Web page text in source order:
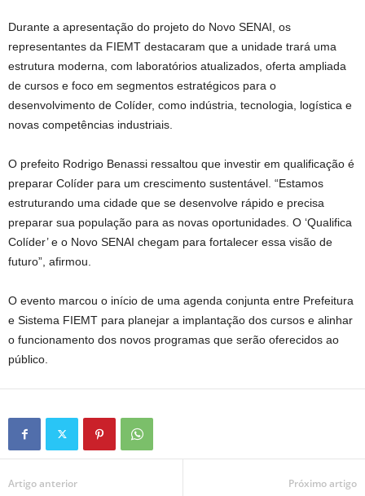
Durante a apresentação do projeto do Novo SENAI, os
representantes da FIEMT destacaram que a unidade trará uma
estrutura moderna, com laboratórios atualizados, oferta ampliada
de cursos e foco em segmentos estratégicos para o
desenvolvimento de Colíder, como indústria, tecnologia, logística e
novas competências industriais.
O prefeito Rodrigo Benassi ressaltou que investir em qualificação é
preparar Colíder para um crescimento sustentável. “Estamos
estruturando uma cidade que se desenvolve rápido e precisa
preparar sua população para as novas oportunidades. O ‘Qualifica
Colíder’ e o Novo SENAI chegam para fortalecer essa visão de
futuro”, afirmou.
O evento marcou o início de uma agenda conjunta entre Prefeitura
e Sistema FIEMT para planejar a implantação dos cursos e alinhar
o funcionamento dos novos programas que serão oferecidos ao
público.
Artigo anterior Próximo artigo